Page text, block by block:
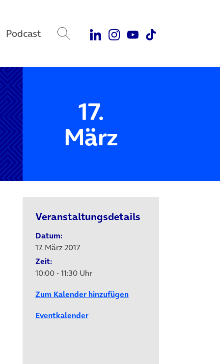
Podcast
17.
März
Veranstaltungsdetails
Datum:
17. März 2017
Zeit:
10:00 - 11:30 Uhr
Zum Kalender hinzufügen
Eventkalender